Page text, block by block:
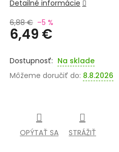
6,88 € –5 %
6,49 €
cena:
Na sklade
Môžeme doručiť do: 8.8.2026
Detailné informácie
OPÝTAŤ SA STRÁŽIŤ